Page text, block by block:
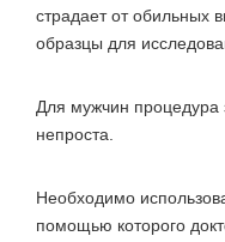
страдает от обильных
образцы для
Для мужчин процедура
непроста.
Необходимо
помощью которого